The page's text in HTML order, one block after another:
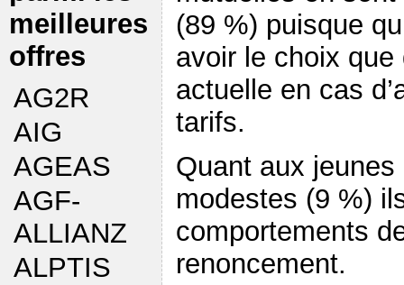
meilleures
offres
AG2R
AIG
AGEAS
AGF-
ALLIANZ
ALPTIS
(89 %) puisque
avoir le choix
actuelle en cas
tarifs.
Quant aux
modestes (9 %)
comportements
renoncement.